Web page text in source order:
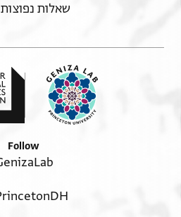
שאלות נפוצות
Follow